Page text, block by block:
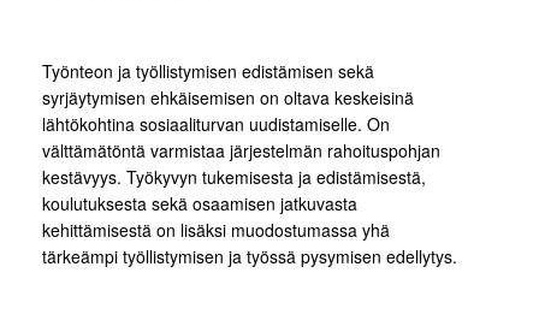
Työnteon ja työllistymisen edistämisen sekä
syrjäytymisen ehkäisemisen on oltava keskeisinä
lähtökohtina sosiaaliturvan uudistamiselle. On
välttämätöntä varmistaa järjestelmän rahoituspohjan
kestävyys. Työkyvyn tukemisesta ja edistämisestä,
koulutuksesta sekä osaamisen jatkuvasta
kehittämisestä on lisäksi muodostumassa yhä
tärkeämpi työllistymisen ja työssä pysymisen edellytys.